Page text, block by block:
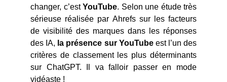
changer, c’estYouTube. Selon une étude très
sérieuse réalisée par Ahrefs sur les facteurs
de visibilité des marques dans les réponses
des IA, la présence sur YouTubeest l’un des
critères de classement les plus déterminants
sur ChatGPT. Il va falloir passer en mode
vidéaste !